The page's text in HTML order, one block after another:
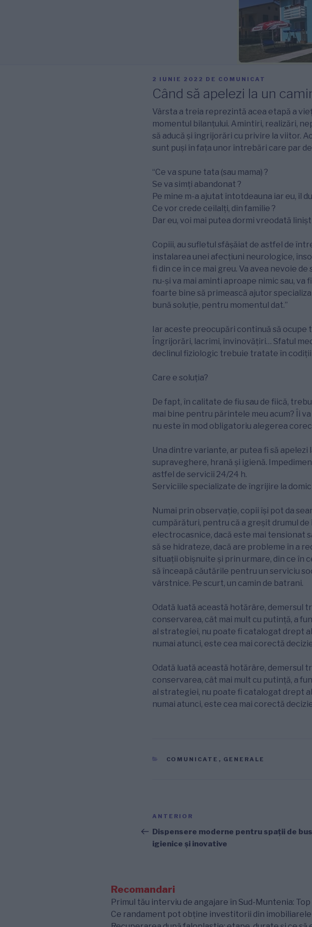
PUBLICAT
2 IUNIE 2022 DE COMUNICAT
Când să apelezi la un
Vârsta a treia reprezintă acea etapă a
momentul bilanţului. Amintiri, realizări,
să aducă și îngrijorări cu privire la viitor.
sunt puși în fața unor întrebări care par
“Ce va spune tata (sau mama) ?
Se va simţi abandonat ?
Pe mine m-a ajutat întotdeauna iar eu, îl
Ce vor crede ceilalți, din familie ?
Dar eu, voi mai putea dormi vreodată
Copiii, au sufletul sfâșăiat de astfel de
instalarea unei afecțiuni neurologice,
fi din ce în ce mai greu. Va avea nevoie
nu-și va mai aminti aproape nimic sau,
foarte bine să primească ajutor
bună soluție, pentru momentul dat.”
Iar aceste preocupări continuă să
Îngrijorări, lacrimi, învinovățiri… Sfatul
declinul fiziologic trebuie tratate în
Care e soluția?
De fapt, în calitate de fiu sau de fiică,
mai bine pentru părintele meu acum? Îi va
nu este în mod obligatoriu alegerea
Una dintre variante, ar putea fi să
supraveghere, hrană și igienă.
astfel de servicii 24/24 h.
Serviciile specializate de îngrijire la
Numai prin observație, copii își pot da
cumpărături, pentru că a greșit drumul
electrocasnice, dacă este mai tensionat
să se hidrateze, dacă are probleme în a
situații obișnuite și prin urmare, din ce în
să înceapă căutările pentru un serviciu
vârstnice. Pe scurt, un camin de batrani.
Odată luată această hotărâre,
conservarea, cât mai mult cu putință, a
al strategiei, nu poate fi catalogat drept
numai atunci, este cea mai corectă
Odată luată această hotărâre,
conservarea, cât mai mult cu putință, a
al strategiei, nu poate fi catalogat drept
numai atunci, este cea mai corectă
CATEGORII
COMUNICATE , GENERALE
Navigare
în
articole
Articolul
anterior
ANTERIOR
Dispensere moderne pentru spații de
igienice și inovative
Recomandari
Primul tău interviu de angajare în Sud-Muntenia:
Ce randament pot obține investitorii din